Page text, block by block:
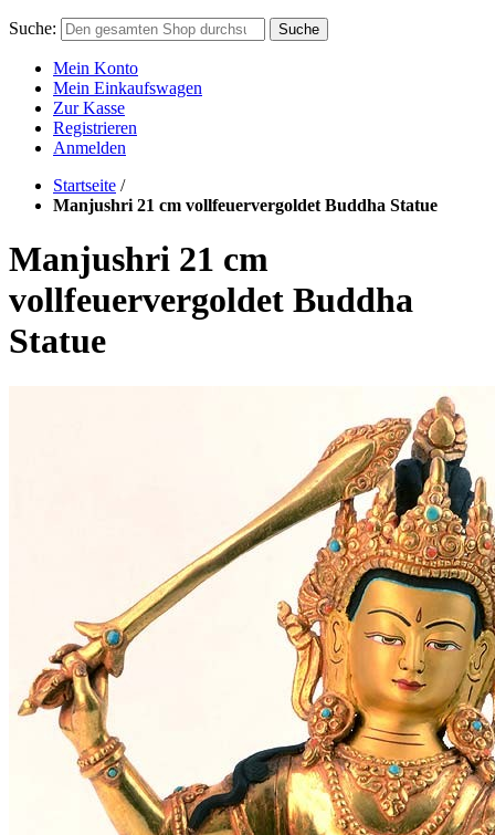
Suche: Suche
Mein Konto
Mein Einkaufswagen
Zur Kasse
Registrieren
Anmelden
Startseite /
Manjushri 21 cm vollfeuervergoldet Buddha Statue
Manjushri 21 cm
vollfeuervergoldet Buddha
Statue